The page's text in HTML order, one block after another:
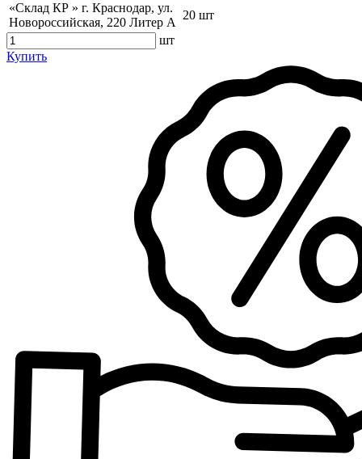
«Склад КР » г. Краснодар, ул.
Новороссийская, 220 Литер А
20 шт
шт
Купить